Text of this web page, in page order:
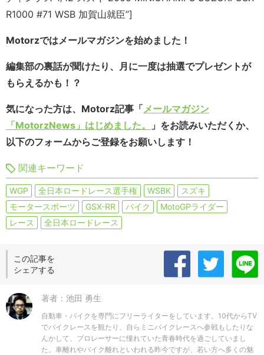
R1000 #71 WSB 加賀山就臣”]
Motorzではメールマガジンを始めました！
編集部の裏話が聞けたり、月に一度は抽選でプレゼントが
もらえるかも！？
気になった方は、Motorz記事「メールマガジン
「MotorzNews」はじめました。
」をお読みいただくか、
以下のフォームからご登録をお願いします！
関連キーワード
WGP 全日本ロードレース選手権 WSBK
スズキ
モータースポーツ
GSX-RR バイク
MotoGPライダー
レース
全日本ロードレース
この記事を
シェアする
著者：池田 勇生
自動車・バイクを専門にフリーライターをしています。10代からTV
でバイクレースを観たり、自らミニバイクレースへ参戦もしたりな
んかして、プロレーサーに憧れていた青春時代を過ごしていまし
た。車離れやバイク離れといわれる昨今ですが、若い方へ多くの魅